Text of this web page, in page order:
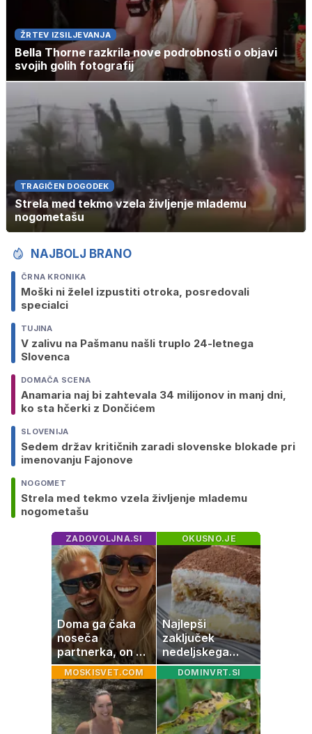
ŽRTEV IZSILJEVANJA
Bella Thorne razkrila nove podrobnosti o objavi
svojih golih fotografij
TRAGIČEN DOGODEK
Strela med tekmo vzela življenje mlademu
nogometašu
NAJBOLJ BRANO
ČRNA KRONIKA
Moški ni želel izpustiti otroka, posredovali
specialci
TUJINA
V zalivu na Pašmanu našli truplo 24-letnega
Slovenca
DOMAČA SCENA
Anamaria naj bi zahtevala 34 milijonov in manj dni,
ko sta hčerki z Dončićem
SLOVENIJA
Sedem držav kritičnih zaradi slovenske blokade pri
imenovanju Fajonove
NOGOMET
Strela med tekmo vzela življenje mlademu
nogometašu
ZADOVOLJNA.SI
Doma ga čaka
noseča
partnerka, on pa
dopustuje z
drugo
OKUSNO.JE
Najlepši
zaključek
nedeljskega
kosila: 8 sladic
brez peke, ki se
jih vsi veselijo
MOSKISVET.COM DOMINVRT.SI